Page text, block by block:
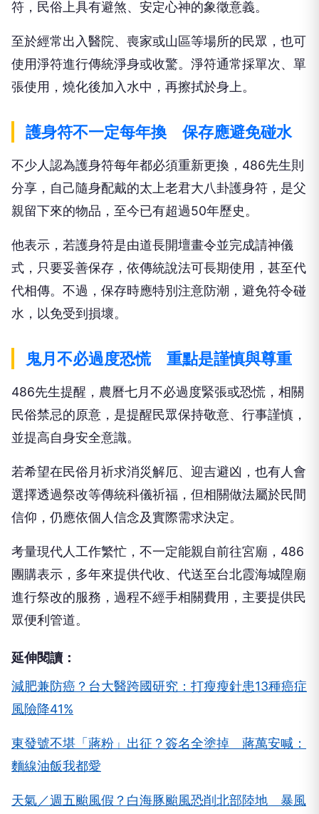
符，民俗上具有避煞、安定心神的象徵意義。
至於經常出入醫院、喪家或山區等場所的民眾，也可
使用淨符進行傳統淨身或收驚。淨符通常採單次、單
張使用，燒化後加入水中，再擦拭於身上。
護身符不一定每年換 保存應避免碰水
不少人認為護身符每年都必須重新更換，486先生則
分享，自己隨身配戴的太上老君大八卦護身符，是父
親留下來的物品，至今已有超過50年歷史。
他表示，若護身符是由道長開壇畫令並完成請神儀
式，只要妥善保存，依傳統說法可長期使用，甚至代
代相傳。不過，保存時應特別注意防潮，避免符令碰
水，以免受到損壞。
鬼月不必過度恐慌 重點是謹慎與尊重
486先生提醒，農曆七月不必過度緊張或恐慌，相關
民俗禁忌的原意，是提醒民眾保持敬意、行事謹慎，
並提高自身安全意識。
若希望在民俗月祈求消災解厄、迎吉避凶，也有人會
選擇透過祭改等傳統科儀祈福，但相關做法屬於民間
信仰，仍應依個人信念及實際需求決定。
考量現代人工作繁忙，不一定能親自前往宮廟，486
團購表示，多年來提供代收、代送至台北霞海城隍廟
進行祭改的服務，過程不經手相關費用，主要提供民
眾便利管道。
延伸閱讀：
減肥兼防癌？台大醫跨國研究：打瘦瘦針患13種癌症
風險降41%
東發號不堪「蔣粉」出征？簽名全塗掉 蔣萬安喊：
麵線油飯我都愛
天氣／週五颱風假？白海豚颱風恐削北部陸地 暴風